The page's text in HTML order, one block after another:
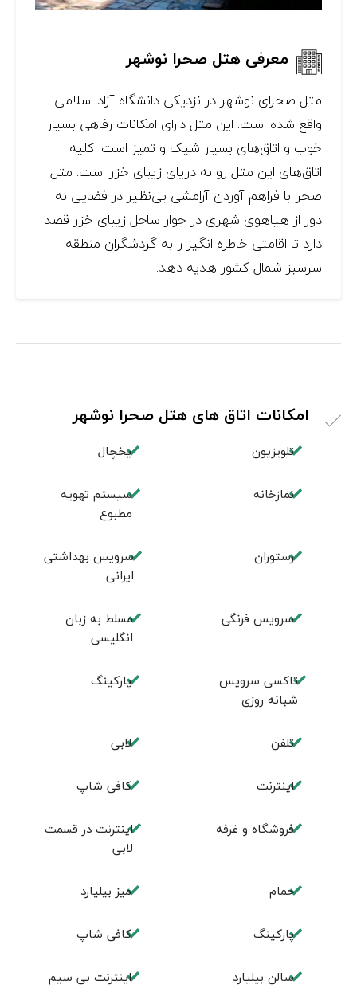
معرفی هتل صحرا نوشهر
متل صحرای نوشهر در نزدیکی دانشگاه آزاد اسلامی
واقع شده است. این متل دارای امکانات رفاهی بسیار
خوب و اتاق‌های بسیار شیک و تمیز است. کلیه
اتاق‌های این متل رو به دریای زیبای خزر است. متل
صحرا با فراهم آوردن آرامشی بی‌نظیر در فضایی به
دور از هیاهوی شهری در جوار ساحل زیبای خزر قصد
دارد تا اقامتی خاطره انگیز را به گردشگران منطقه
سرسبز شمال کشور هدیه دهد.
امکانات اتاق های هتل صحرا نوشهر
تلویزیون یخچال
نمازخانه
سیستم تهویه
مطبوع
رستوران
سرویس بهداشتی
ایرانی
سرویس فرنگی
مسلط به زبان
انگليسی
تاکسی سرویس
شبانه روزی
پارکینگ
تلفن لابی
اینترنت کافی شاپ
فروشگاه و غرفه
اینترنت در قسمت
لابی
حمام میز بیلیارد
پاركينگ كافی شاپ
سالن بيليارد اینترنت بی سیم